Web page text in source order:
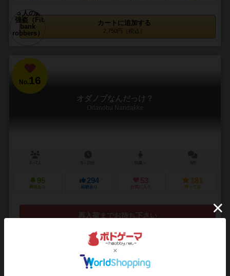
カートに追加する
2,750円（税込）
No. 16
オダノブなんだっけ？
Odanobu Nandakke
95
興味あり
294
経験あり
53
お気に入り
181
持ってる
再入荷までお待ち下さい